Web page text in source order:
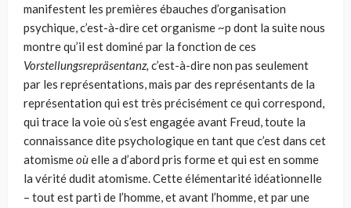
manifestent les premières ébauches d’organisation
psychique, c’est-à­-dire cet organisme ~p dont la suite nous
montre qu’il est dominé par la fonction de ces
Vorstellungsrepräsentanz, c’est-à-dire non pas seulement
par les représentations, mais par des représentants de la
représentation qui est très précisément ce qui correspond,
qui trace la voie où s’est engagée avant Freud, toute la
connaissance dite psychologique en tant que c’est dans cet
atomismeoùelle a d’abord pris forme et qui est en somme
la vérité dudit atomisme. Cette élémentarité idéationnelle
– tout est parti de l’homme, et avant l’homme, et par une